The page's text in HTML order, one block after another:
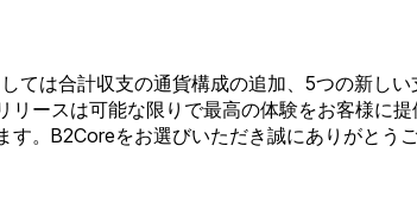
ては合計収支の通貨構成の追加、5つの新し
ースは可能な限りで最高の体験をお客様に
。B2Coreをお選びいただき誠にありがとう